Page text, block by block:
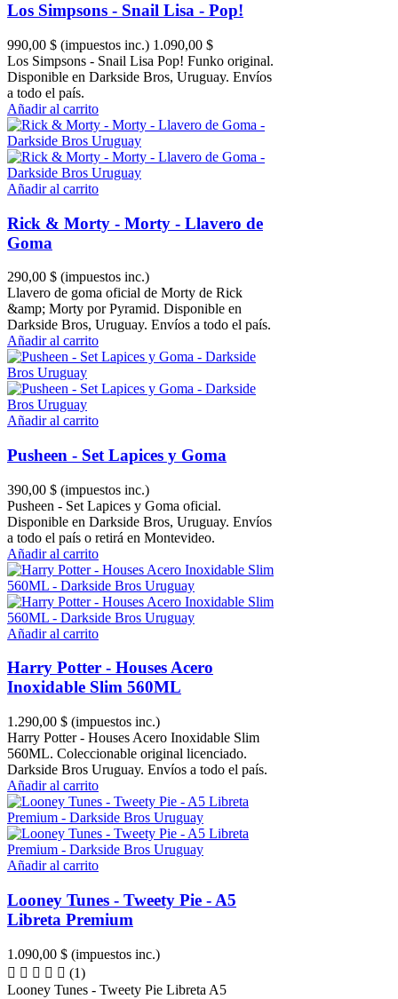
Los Simpsons - Snail Lisa - Pop!
990,00 $ (impuestos inc.) 1.090,00 $
Los Simpsons - Snail Lisa Pop! Funko original.
Disponible en Darkside Bros, Uruguay. Envíos
a todo el país.
Añadir al carrito
Añadir al carrito
Rick & Morty - Morty - Llavero de
Goma
290,00 $ (impuestos inc.)
Llavero de goma oficial de Morty de Rick
&amp; Morty por Pyramid. Disponible en
Darkside Bros, Uruguay. Envíos a todo el país.
Añadir al carrito
Añadir al carrito
Pusheen - Set Lapices y Goma
390,00 $ (impuestos inc.)
Pusheen - Set Lapices y Goma oficial.
Disponible en Darkside Bros, Uruguay. Envíos
a todo el país o retirá en Montevideo.
Añadir al carrito
Añadir al carrito
Harry Potter - Houses Acero
Inoxidable Slim 560ML
1.290,00 $ (impuestos inc.)
Harry Potter - Houses Acero Inoxidable Slim
560ML. Coleccionable original licenciado.
Darkside Bros Uruguay. Envíos a todo el país.
Añadir al carrito
Añadir al carrito
Looney Tunes - Tweety Pie - A5
Libreta Premium
1.090,00 $ (impuestos inc.)
(1)
Looney Tunes - Tweety Pie Libreta A5